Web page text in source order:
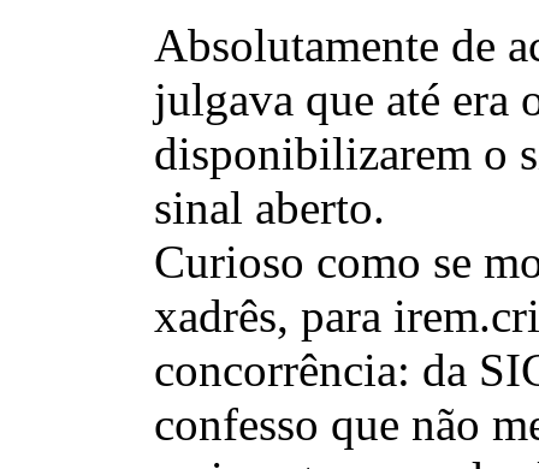
Absolutamente de
julgava que até era
disponibilizarem o
sinal aberto.
Curioso como se
xadrês, para
concorrência: da
confesso que não